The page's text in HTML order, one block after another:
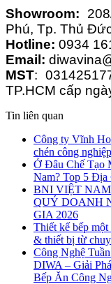
Showroom:
Phú, Tp. Thủ
Hotline: 0934
Email:
MST:
TP.HCM cấp
Tin liên quan
Công ty Vĩnh
chén công
Ở Đâu Chế Tạo
Nam? Top 5
BNI VIỆT
QUÝ DOANH
GIA 2026
Thiết kế bếp
& thiết bị từ
Công Nghệ
DIWA – Giải
Bếp Ăn Công